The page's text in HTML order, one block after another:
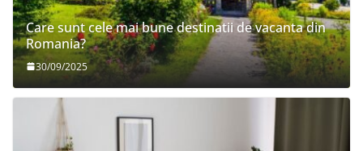
Care sunt cele mai bune destinatii de vacanta din
Romania?
30/09/2025